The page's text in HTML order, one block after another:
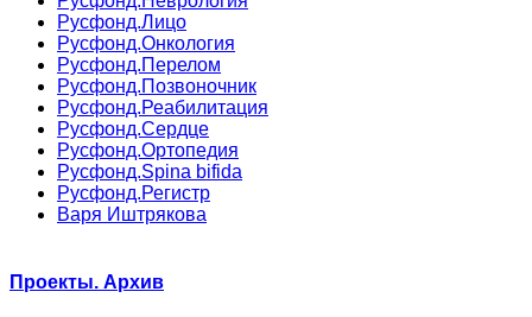
Русфонд.Лицо
Русфонд.Онкология
Русфонд.Перелом
Русфонд.Позвоночник
Русфонд.Реабилитация
Русфонд.Сердце
Русфонд.Ортопедия
Русфонд.Spina bifida
Русфонд.Регистр
Варя Иштрякова
Проекты. Архив